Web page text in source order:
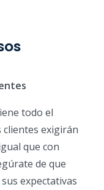
todo el
exigirán
que con
de que
expectativas